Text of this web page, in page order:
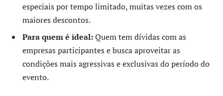
especiais por tempo limitado, muitas vezes com os
maiores descontos.
Para quem é ideal:Quem tem dívidas com as
empresas participantes e busca aproveitar as
condições mais agressivas e exclusivas do período do
evento.